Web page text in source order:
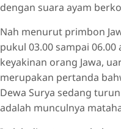
dengan suara ayam
Nah menurut primbon
pukul 03.00 sampai
keyakinan orang Jawa,
merupakan pertanda
Dewa Surya sedang
adalah munculnya